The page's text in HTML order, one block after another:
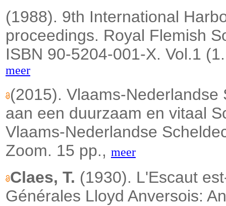
(1988). 9th International
proceedings. Royal Flemish
ISBN 90-5204-001-X. Vol.1
meer
(2015). Vlaams-
aan een duurzaam en vitaal
Vlaams-Nederlandse
Zoom. 15 pp., meer
Claes, T. (1930). L'Escaut
Générales Lloyd Anversois: